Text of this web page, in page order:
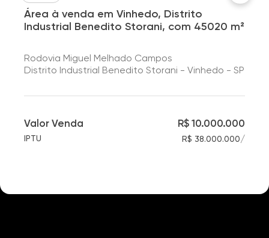
Área à venda em Vinhedo, Distrito
Industrial Benedito Storani, com 45020 m²
Rodovia Miguel Melhado Campos
Distrito Industrial Benedito Storani - Vinhedo - SP
Valor Venda R$ 10.000.000
IPTU R$ 38.000.000/